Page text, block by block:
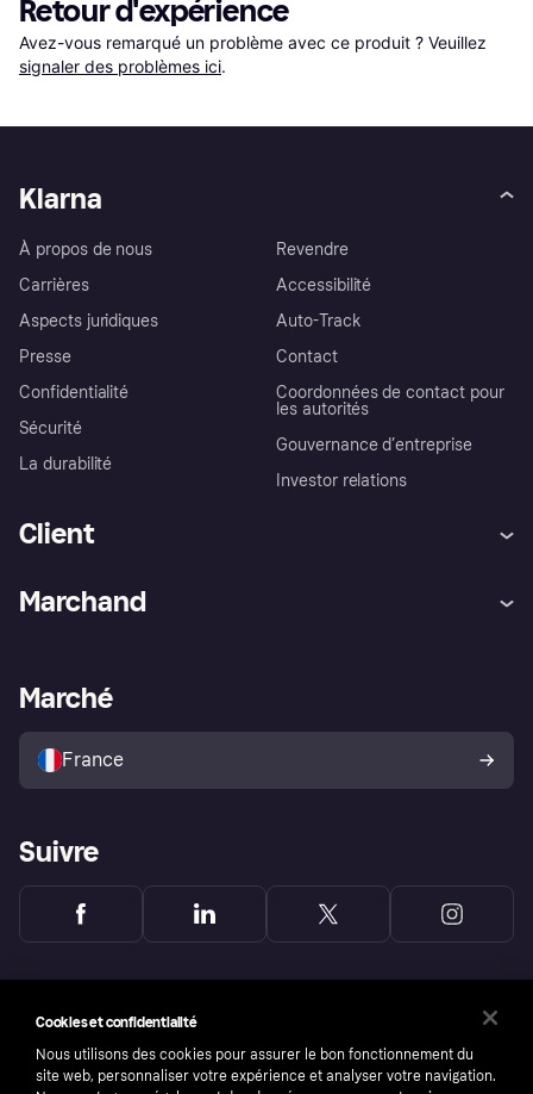
Retour d'expérience
Avez-vous remarqué un problème avec ce produit ? Veuillez
signaler des problèmes ici.
Klarna
À propos de nous
Carrières
Aspects juridiques
Presse
Confidentialité
Sécurité
La durabilité
Revendre
Accessibilité
Auto-Track
Contact
Coordonnées de contact pour
les autorités
Gouvernance d’entreprise
Investor relations
Client
Explorez les magasins
Politique de protection de
l’acheteur Klarna
Marchand
Portail Marchand
Marché
France
Suivre
Cookies et confidentialité
Nous utilisons des cookies pour assurer le bon fonctionnement du
site web, personnaliser votre expérience et analyser votre navigation.